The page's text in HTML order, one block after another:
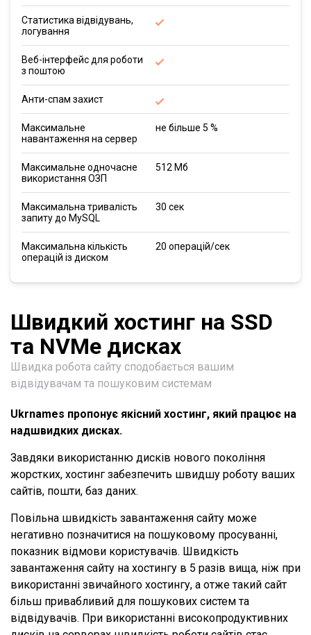
Статистика відвідувань,
логування
Веб-інтерфейс для роботи
з поштою
Анти-спам захист
Максимальне
навантаження на сервер
не більше 5 %
Максимальне одночасне
використання ОЗП
512 Мб
Максимальна тривалість
запиту до MySQL
30 сек
Максимальна кількість
операцій із диском
20 операцій/сек
Швидкий хостинг на SSD
та NVMe дисках
Швидка робота сайту сподобається вашим
відвідувачам та пошуковим системам
Ukrnames пропонує якісний хостинг, який працює на
надшвидких дисках.
Завдяки використанню дисків нового покоління
жорстких, хостинг забезпечить швидшу роботу ваших
сайтів, пошти, баз даних.
Повільна швидкість завантаження сайту може
негативно позначитися на пошуковому просуванні,
показник відмови користувачів. Швидкість
завантаження сайту на хостингу в 5 разів вища, ніж при
використанні звичайного хостингу, а отже такий сайт
більш привабливий для пошукових систем та
відвідувачів. При використанні високопродуктивних